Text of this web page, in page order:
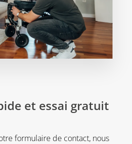
et essai gratuit
formulaire de contact, nous